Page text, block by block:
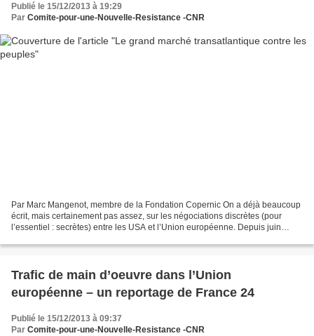
Publié le 15/12/2013 à 19:29
Par Comite-pour-une-Nouvelle-Resistance -CNR
Par Marc Mangenot, membre de la Fondation Copernic On a déjà beaucoup
écrit, mais certainement pas assez, sur les négociations discrètes (pour
l’essentiel : secrètes) entre les USA et l’Union européenne. Depuis juin
Trafic de main d’oeuvre dans l’Union
européenne – un reportage de France 24
Publié le 15/12/2013 à 09:37
Par Comite-pour-une-Nouvelle-Resistance -CNR